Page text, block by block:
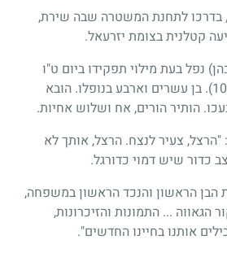
ביום ראשון 10.9.1995, בדרכו לתחנת המשטרה שבה שירת,
קטלנית בצומת יזרעאל.
נפל בעת מילוי תפקידו ביום ט"ו
. בן עשרים וארבע בנופלו. הובא
הותיר הורים, אח ושלוש אחיות.
"הרצל, צעיר לנצח. הרצל, אותך לא
כדור שיש דמוי כדורגל.
הבן הראשון והנכד הראשון במשפחה,
הגאווה ... התמונות והזיכרונות,
אותנו בחיינו החדשים".